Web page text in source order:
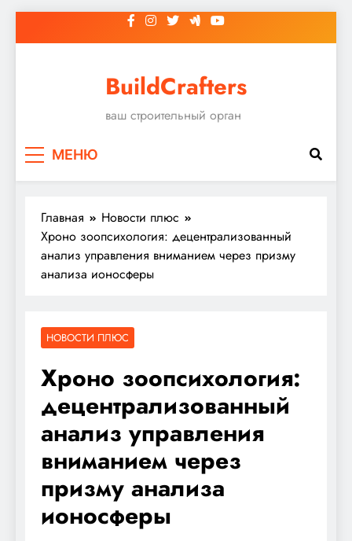
к
BuildCrafters
ваш строительный орган
МЕНЮ
Главная
Новости плюс
Хроно зоопсихология: децентрализованный
анализ управления вниманием через призму
анализа ионосферы
НОВОСТИ ПЛЮС
Хроно зоопсихология:
децентрализованный
анализ управления
вниманием через
призму анализа
ионосферы